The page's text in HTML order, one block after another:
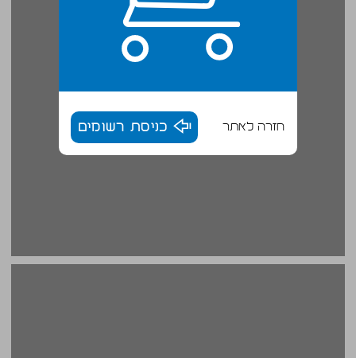
חזרה לאתר כניסת רשומים
פרק 1: קום, יש מלחמה ... 16